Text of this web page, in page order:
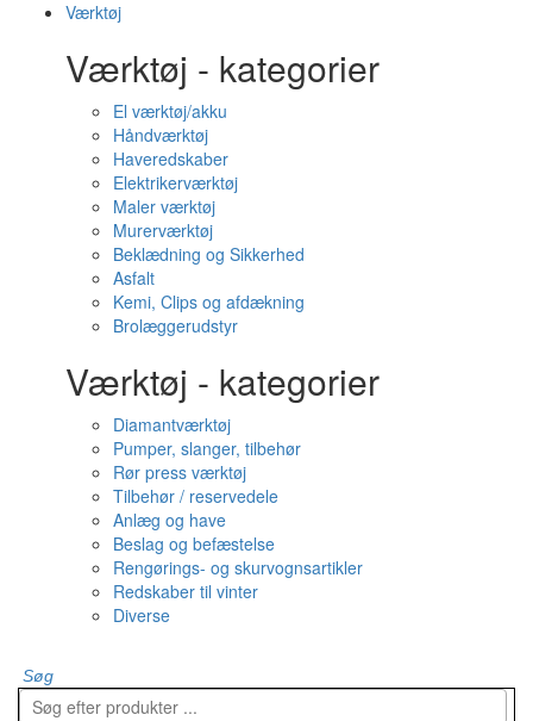
Værktøj
Værktøj - kategorier
El værktøj/akku
Håndværktøj
Haveredskaber
Elektrikerværktøj
Maler værktøj
Murerværktøj
Beklædning og Sikkerhed
Asfalt
Kemi, Clips og afdækning
Brolæggerudstyr
Værktøj - kategorier
Diamantværktøj
Pumper, slanger, tilbehør
Rør press værktøj
Tilbehør / reservedele
Anlæg og have
Beslag og befæstelse
Rengørings- og skurvognsartikler
Redskaber til vinter
Diverse
Søg